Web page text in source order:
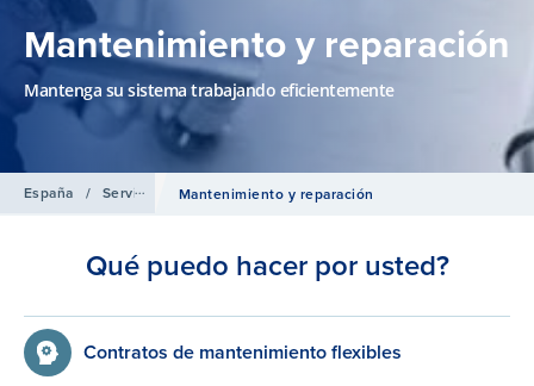
Mantenimiento y reparación
Mantenga su sistema trabajando eficientemente
España / Servicios Mantenimiento y reparación
Qué puedo hacer por usted?
Contratos de mantenimiento flexibles